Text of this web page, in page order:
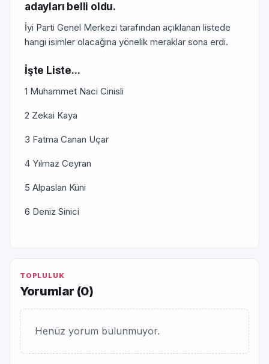
adayları belli oldu.
İyi Parti Genel Merkezi tarafından açıklanan listede
hangi isimler olacağına yönelik meraklar sona erdi.
İşte Liste...
1 Muhammet Naci Cinisli
2 Zekai Kaya
3 Fatma Canan Uçar
4 Yılmaz Ceyran
5 Alpaslan Küni
6 Deniz Sinici
TOPLULUK
Yorumlar (0)
Henüz yorum bulunmuyor.